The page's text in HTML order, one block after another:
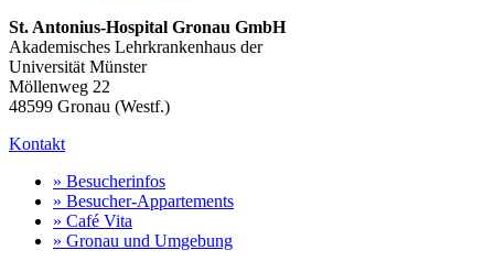
St. Antonius-Hospital Gronau GmbH
Akademisches Lehrkrankenhaus der
Universität Münster
Möllenweg 22
48599 Gronau (Westf.)
Kontakt
» Besucherinfos
» Besucher-Appartements
» Café Vita
» Gronau und Umgebung